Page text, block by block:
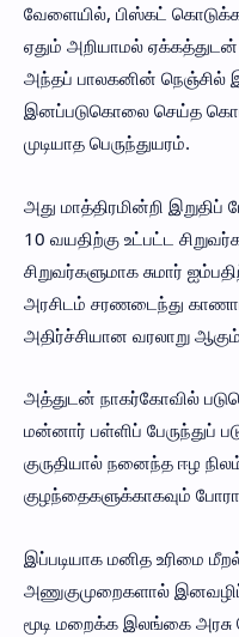
வேளையில், பிஸ்கட்
ஏதும் அறியாமல்
அந்தப் பாலகனின் நெஞ்சில்
இனப்படுகொலை செய்த
முடியாத பெருந்துயரம்.
அது மாத்திரமின்றி
10 வயதிற்கு உட்பட்ட
சிறுவர்களுமாக சுமார்
அரசிடம் சரணடைந்து
அதிர்ச்சியான வரலாறு
அத்துடன் நாகர்கோவில்
மன்னார் பள்ளிப் பேருந்துப்
குருதியால் நனைந்த ஈழ
குழந்தைகளுக்காகவும்
இப்படியாக மனித உரிமை
அணுகுமுறைகளால்
மூடி மறைக்க இலங்கை அரசு